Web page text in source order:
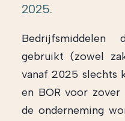
2025.
Bedrijfsmiddelen
gebruikt (zowel
vanaf 2025 slechts
en BOR voor zover
de onderneming